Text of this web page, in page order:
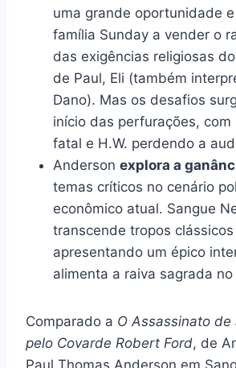
uma grande oportunidade
família Sunday a vender o
das exigências religiosas
de Paul, Eli (também
Dano). Mas os desafios
início das perfurações, com
fatal e H.W. perdendo a
Anderson explora a
temas críticos no cenário
econômico atual. Sangue
transcende tropos
apresentando um épico
alimenta a raiva sagrada
Comparado a O Assassinato de
pelo Covarde Robert Ford, de
Paul Thomas Anderson em